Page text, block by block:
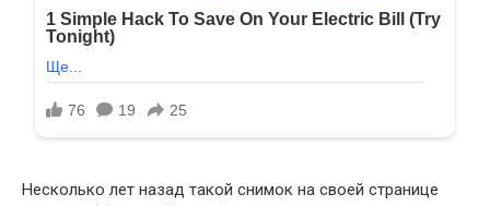
Несколько лет назад такой снимок на своей странице